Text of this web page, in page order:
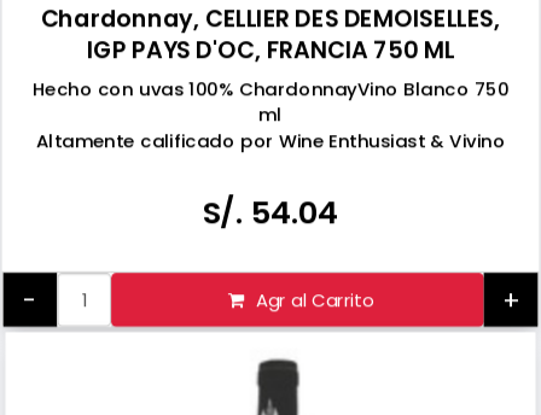
Chardonnay, CELLIER DES DEMOISELLES,
IGP PAYS D'OC, FRANCIA 750 ML
Hecho con uvas 100% ChardonnayVino Blanco 750
ml
Altamente calificado por Wine Enthusiast & Vivino
Tomar bebidas alcohólicas en exceso es dañino
Prohibida su venta a menores de 18 años
S/. 54.04
- Agr al Carrito +